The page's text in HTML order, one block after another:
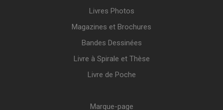
Livres Photos
Magazines et Brochures
Bandes Dessinées
Livre à Spirale et Thèse
Livre de Poche
Marque-page